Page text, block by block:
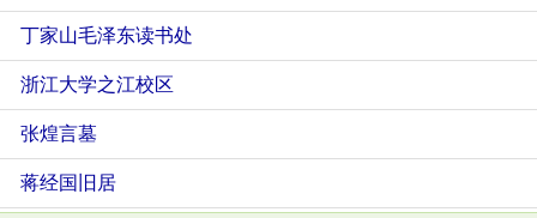
丁家山毛泽东读书处
浙江大学之江校区
张煌言墓
蒋经国旧居